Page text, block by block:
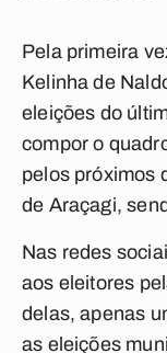
Pela primeira
Kelinha de
eleições do
compor o
pelos próximos
de Araçagi,
Nas redes
aos eleitores
delas, apenas
as eleições